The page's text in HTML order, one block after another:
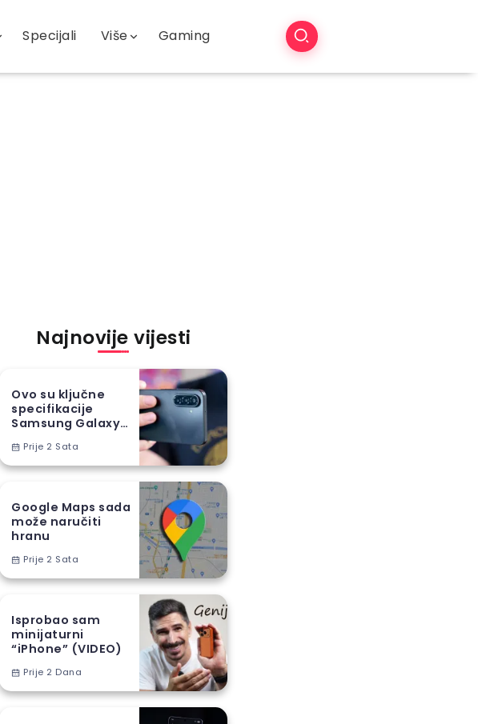
Specijali Više Gaming
Najnovije vijesti
Ovo su ključne
specifikacije
Samsung Galaxy
Prije 2 Sata
Google Maps sada
može naručiti
hranu
Prije 2 Sata
Isprobao sam
minijaturni
“iPhone” (VIDEO)
Prije 2 Dana